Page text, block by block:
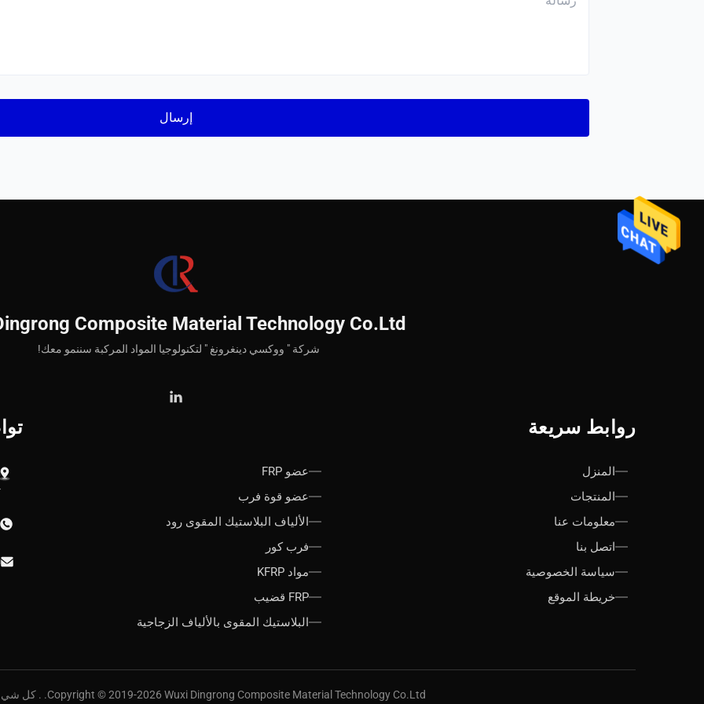
Composite Material Technology Co.Ltd
شركة " ووكسي دينغرونغ " لتكنولوجيا المواد المركبة سننمو معك!
روابط سريعة
المنزل
المنتجات
معلومات عنا
اتصل بنا
سياسة الخصوصية
خريطة الموقع
عضو FRP
عضو قوة فرب
الألياف البلاستيك المقوى رود
فرب كور
مواد KFRP
FRP قضيب
البلاستيك المقوى بالألياف الزجاجية
Copyright © 2019-2026 Wuxi Dingrong Composite Material Technology Co.Ltd. . كل شيء حقوق محجوزة